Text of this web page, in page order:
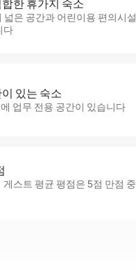
한 휴가지 숙소
넓은 공간과 어린이용 편의시설
다
있는 숙소
업무 전용 공간이 있습니다
스트 평균 평점은 5점 만점 중